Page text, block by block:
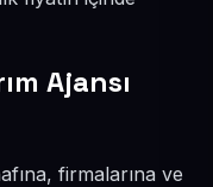
Ajansı
firmalarına ve